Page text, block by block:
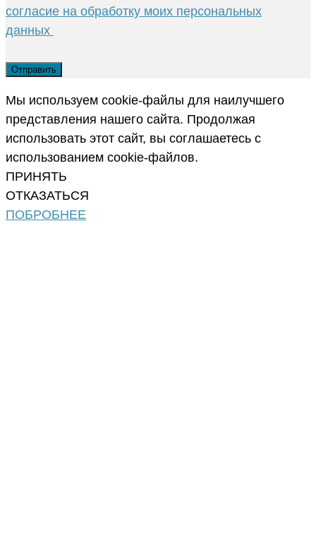
согласие на обработку моих персональных
данных
Мы используем cookie-файлы для наилучшего
представления нашего сайта. Продолжая
использовать этот сайт, вы соглашаетесь с
использованием cookie-файлов.
ПРИНЯТЬ
ОТКАЗАТЬСЯ
ПОБРОБНЕЕ